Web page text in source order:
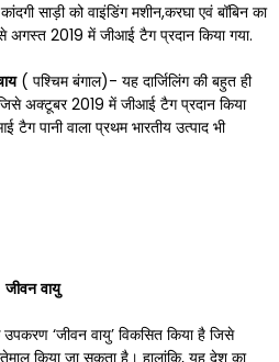
साड़ी को वाइंडिंग मशीन,करघा एवं बॉबिन का
अगस्त 2019 में जीआई टैग प्रदान किया गया.
( पश्चिम बंगाल)- यह दार्जिलिंग की बहुत ही
जिसे अक्टूबर 2019 में जीआई टैग प्रदान किया
पानी वाला प्रथम भारतीय उत्पाद भी
जीवन वायु
उपकरण ‘जीवन वायु’ विकसित किया है जिसे
किया जा सकता है। हालांकि, यह देश का